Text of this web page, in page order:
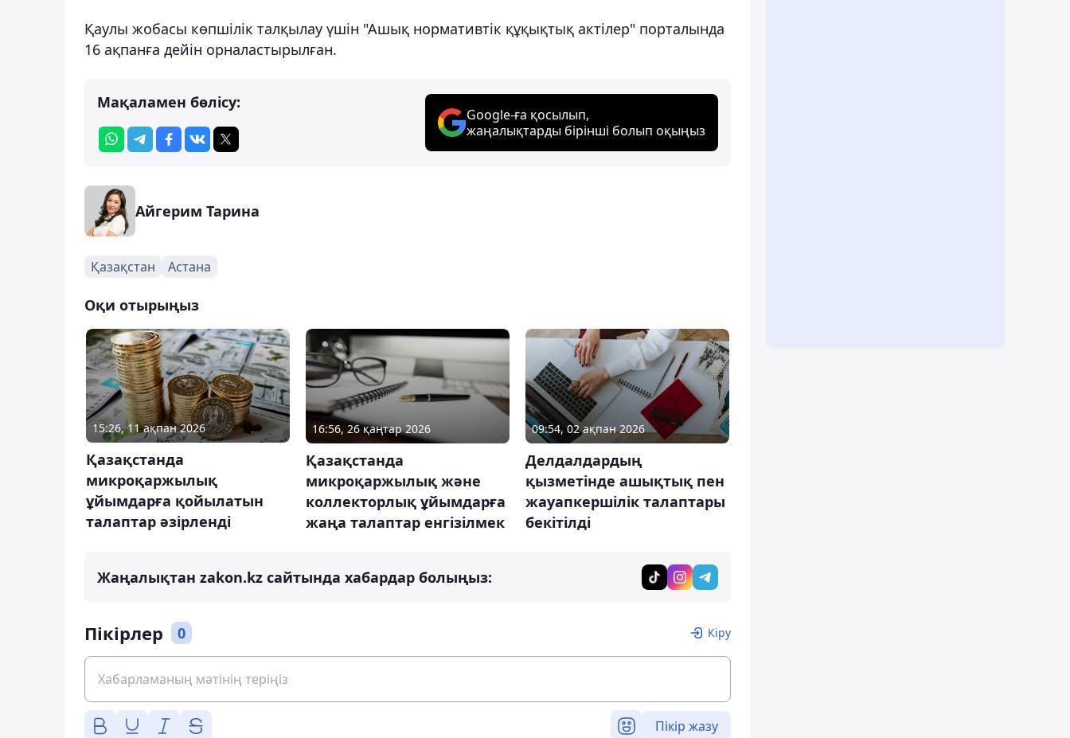
Қаулы жобасы көпшілік талқылау үшін "Ашық нормативтік құқықтық актілер" порталында
16 ақпанға дейін орналастырылған.
Мақаламен бөлісу:
Google-ға қосылып,
жаңалықтарды бірінші болып оқыңыз
Айгерим Тарина
Қазақстан Астана
Оқи отырыңыз
15:26, 11 ақпан 2026
Қазақстанда
микроқаржылық
ұйымдарға қойылатын
талаптар әзірленді
16:56, 26 қаңтар 2026
Қазақстанда
микроқаржылық және
коллекторлық ұйымдарға
жаңа талаптар енгізілмек
09:54, 02 ақпан 2026
Делдалдардың
қызметінде ашықтық пен
жауапкершілік талаптары
бекітілді
Жаңалықтан zakon.kz сайтында хабардар болыңыз:
Пікірлер 0 Кіру
Пікір жазу